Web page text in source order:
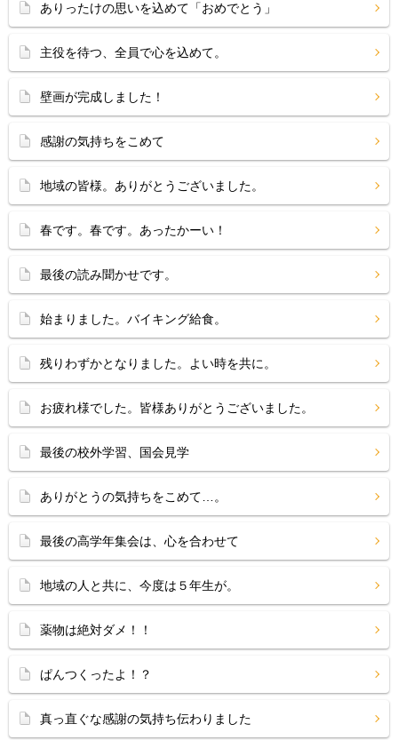
ありったけの思いを込めて「おめでとう」
主役を待つ、全員で心を込めて。
壁画が完成しました！
感謝の気持ちをこめて
地域の皆様。ありがとうございました。
春です。春です。あったかーい！
最後の読み聞かせです。
始まりました。バイキング給食。
残りわずかとなりました。よい時を共に。
お疲れ様でした。皆様ありがとうございました。
最後の校外学習、国会見学
ありがとうの気持ちをこめて…。
最後の高学年集会は、心を合わせて
地域の人と共に、今度は５年生が。
薬物は絶対ダメ！！
ぱんつくったよ！？
真っ直ぐな感謝の気持ち伝わりました